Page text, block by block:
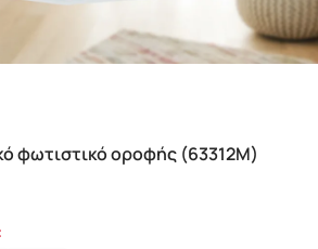
φωτιστικό οροφής (63312M)